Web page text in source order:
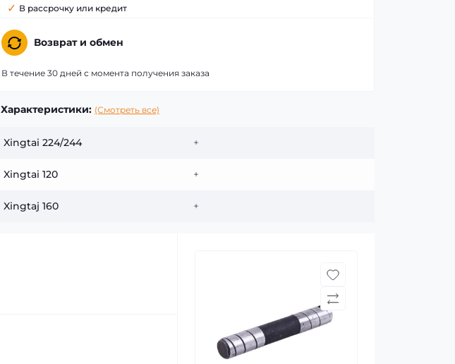
В рассрочку или кредит
Возврат и обмен
В течение 30 дней с момента получения заказа
Характеристики: (Смотреть все)
Xingtai 224/244 +
Xingtai 120 +
Xingtaj 160 +